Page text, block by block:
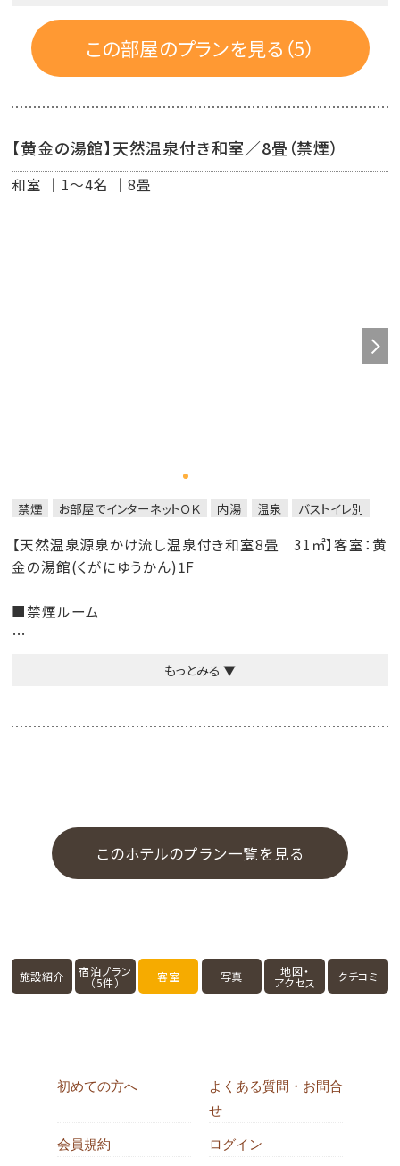
■客室設備：洗面台・冷暖房・冷蔵庫・テレビ・電話・電気ポ
ット・クローゼット・温水洗浄付きトイレ・ユニットバス・ドラ
イヤー
■客室アメニティ：アロマタイプ（シャンプー・コンディショ
イスタオル、バスタオル、浴衣、スリッパ
この部屋のプランを見る（5）
【黄金の湯館】天然温泉付き和室／8畳（禁煙）
和室 1～4名 8畳
禁煙 お部屋でインターネットＯＫ 内湯 温泉 バストイレ別
【天然温泉源泉かけ流し温泉付き和室8畳 31㎡】客室：黄
金の湯館(くがにゆうかん)1F
■禁煙ルーム
ット・クローゼット・温水洗浄付きトイレ・ドライヤー
■客室アメニティ：歯ブラシセット・ハンドソープ・フェイスタ
「カミソリ・綿棒・ヘアブラシ・ヘアバンド・ボディタオル」は、
フロント近くアメニティコーナーより必要分をお取りくださ
もっとみる ▼
このホテルのプラン一覧を見る
施設紹介 宿泊プラン
（5件） 客室 写真 地図・
アクセス クチコミ
初めての方へ
よくある質問・お問合
せ
会員規約 ログイン